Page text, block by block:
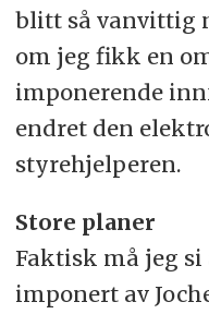
blitt så vanvittig
om jeg fikk en
imponerende
endret den
styrehjelperen.
Store planer
Faktisk må jeg
imponert av